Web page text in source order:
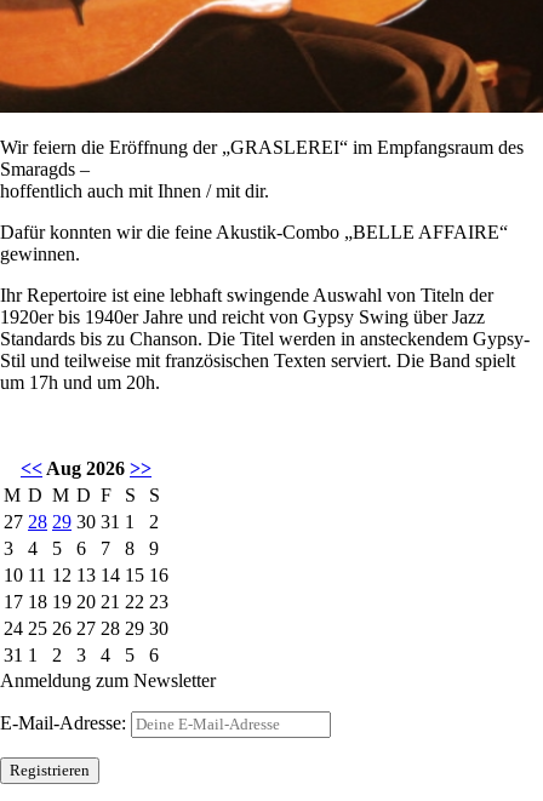
Wir feiern die Eröffnung der „GRASLEREI“ im Empfangsraum des
Smaragds –
hoffentlich auch mit Ihnen / mit dir.
Dafür konnten wir die feine Akustik-Combo „BELLE AFFAIRE“
gewinnen.
Ihr Repertoire ist eine lebhaft swingende Auswahl von Titeln der
1920er bis 1940er Jahre und reicht von Gypsy Swing über Jazz
Standards bis zu Chanson. Die Titel werden in ansteckendem Gypsy-
Stil und teilweise mit französischen Texten serviert. Die Band spielt
um 17h und um 20h.
<< Aug 2026 >>
M D M D F S
S
27 28 29 30 31 1
2
3
4 5 6 7 8
9
10 11 12 13 14 15 16
17 18 19 20 21 22 23
24 25 26 27 28 29 30
31 1 2 3 4 5
6
Anmeldung zum Newsletter
E-Mail-Adresse: